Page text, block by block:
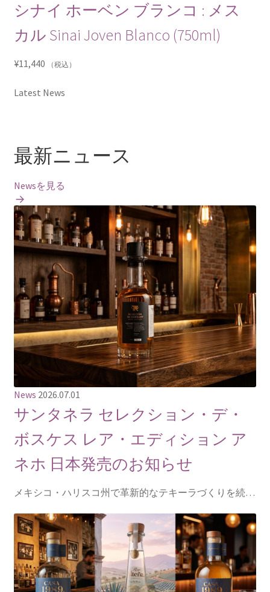
シナイ ホーベン ブランコ : メス
カル Sinai Joven Blanco (750ml)
¥11,440 （税込）
Latest News
最新ニュース
Newsを見る
News 2026.07.01
サンタネラ セレクション・デ・
ボスケス レア・エディション ア
ネホ 日本発売のお知らせ
メキシコ・ハリスコ州で革新的なテキーラづくりを続…